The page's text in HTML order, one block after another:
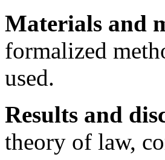
Materials and
formalized
used.
Results and
theory of law,